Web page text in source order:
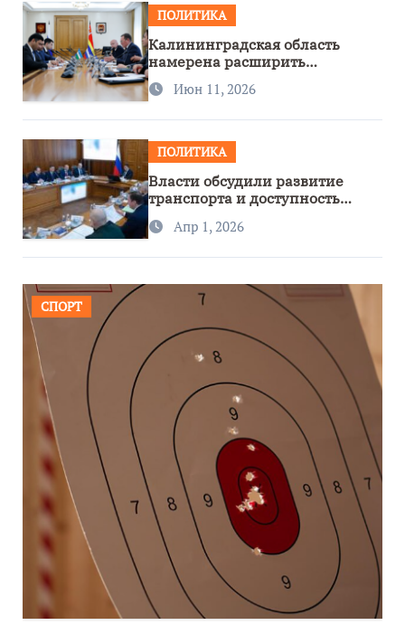
ПОЛИТИКА
Калининградская область
намерена расширить
сотрудничество с Узбекистаном
Июн 11, 2026
ПОЛИТИКА
Власти обсудили развитие
транспорта и доступность
региона
Апр 1, 2026
СПОРТ